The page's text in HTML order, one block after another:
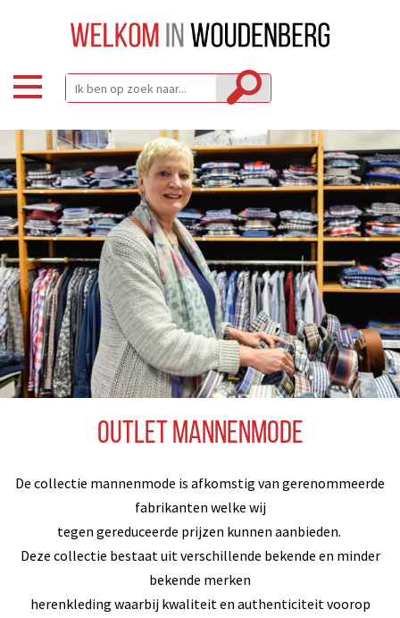
Outlet Mannenmode
De collectie mannenmode is afkomstig van gerenommeerde
fabrikanten welke wij
tegen gereduceerde prijzen kunnen aanbieden.
Deze collectie bestaat uit verschillende bekende en minder
bekende merken
herenkleding waarbij kwaliteit en authenticiteit voorop